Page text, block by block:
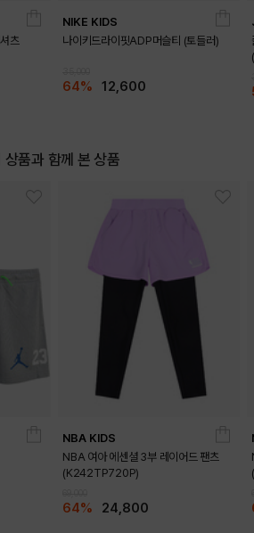
츠
NIKE KIDS
나이키드라이핏ADP머슬티 (토들러)
64% 12,600
상품과 함께 본 상품
NBA KIDS
NBA 여아 에센셜 3부 레이어드 팬츠
(K242TP720P)
64% 24,800